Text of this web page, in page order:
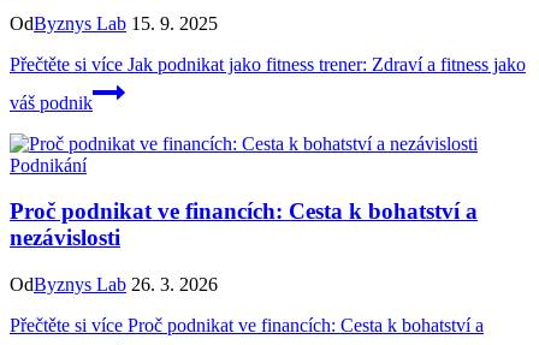
OdByznys Lab 15. 9. 2025
Přečtěte si více Jak podnikat jako fitness trener: Zdraví a fitness jako
váš podnik
Podnikání
Proč podnikat ve financích: Cesta k bohatství a
nezávislosti
OdByznys Lab 26. 3. 2026
Přečtěte si více Proč podnikat ve financích: Cesta k bohatství a